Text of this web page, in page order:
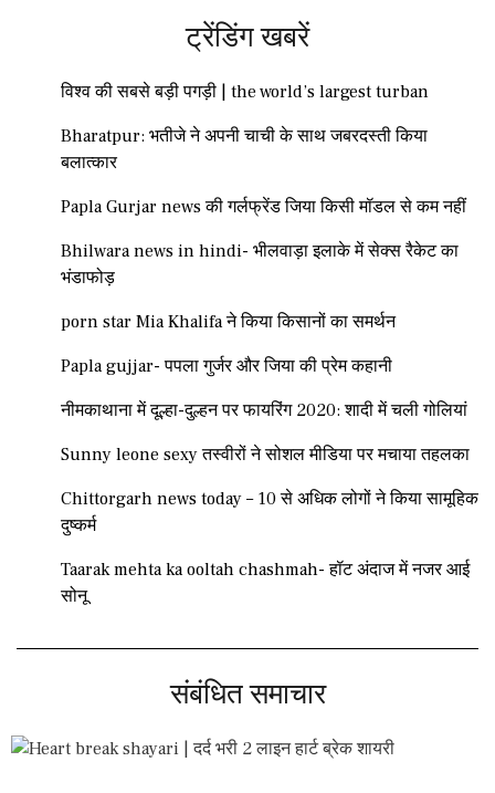
ट्रेंडिंग खबरें
विश्व की सबसे बड़ी पगड़ी | the world’s largest turban
Bharatpur: भतीजे ने अपनी चाची के साथ जबरदस्ती किया
बलात्कार
Papla Gurjar news की गर्लफ्रेंड जिया किसी मॉडल से कम नहीं
Bhilwara news in hindi- भीलवाड़ा इलाके में सेक्स रैकेट का
भंडाफोड़
porn star Mia Khalifa ने किया किसानों का समर्थन
Papla gujjar- पपला गुर्जर और जिया की प्रेम कहानी
नीमकाथाना में दूल्हा-दुल्हन पर फायरिंग 2020: शादी में चली गोलियां
Sunny leone sexy तस्वीरों ने सोशल मीडिया पर मचाया तहलका
Chittorgarh news today – 10 से अधिक लोगों ने किया सामूहिक
दुष्कर्म
Taarak mehta ka ooltah chashmah- हॉट अंदाज में नजर आई
सोनू
संबंधित समाचार